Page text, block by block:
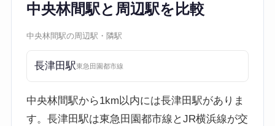
中央林間駅と周辺駅を比較
中央林間駅の周辺駅・隣駅
長津田駅東急田園都市線
中央林間駅から1km以内には長津田駅がありま
す。長津田駅は東急田園都市線とJR横浜線が交